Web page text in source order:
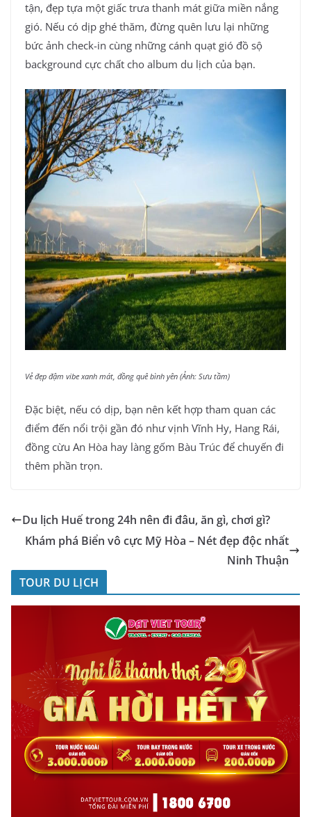
tận, đẹp tựa một giấc trưa thanh mát giữa miền nắng
gió. Nếu có dịp ghé thăm, đừng quên lưu lại những
bức ảnh check-in cùng những cánh quạt gió đồ sộ
background cực chất cho album du lịch của bạn.
Vẻ đẹp đậm vibe xanh mát, đồng quê bình yên (Ảnh: Sưu tầm)
Đặc biệt, nếu có dịp, bạn nên kết hợp tham quan các
điểm đến nổi trội gần đó như vịnh Vĩnh Hy, Hang Rái,
đồng cừu An Hòa hay làng gốm Bàu Trúc để chuyến đi
thêm phần trọn.
Du lịch Huế trong 24h nên đi đâu, ăn gì, chơi gì?
Khám phá Biển vô cực Mỹ Hòa – Nét đẹp độc nhất
Ninh Thuận
TOUR DU LỊCH